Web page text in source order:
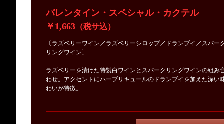
バレンタイン・スペシャル・カクテル
￥1,663 （税サ込）
〔ラズベリーワイン／ラズベリーシロップ／ドランブイ／スパー
リングワイン〕
ラズベリーを漬けた特製白ワインとスパークリングワインの組み
わせ。アクセントにハーブリキュールのドランブイを加えた深い
わいが特徴。